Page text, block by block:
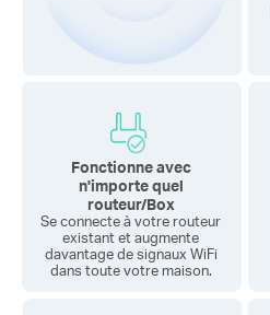
Fonctionne avec
n'importe quel
routeur/Box
Se connecte à votre routeur
existant et augmente
davantage de signaux WiFi
dans toute votre maison.